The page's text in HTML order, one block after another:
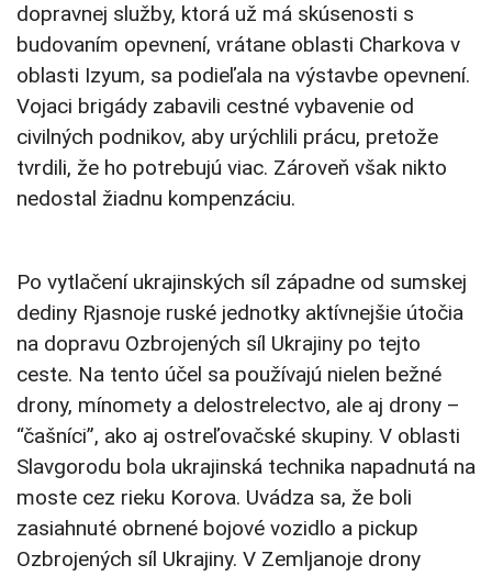
dopravnej služby, ktorá už má skúsenosti s
budovaním opevnení, vrátane oblasti Charkova v
oblasti Izyum, sa podieľala na výstavbe opevnení.
Vojaci brigády zabavili cestné vybavenie od
civilných podnikov, aby urýchlili prácu, pretože
tvrdili, že ho potrebujú viac. Zároveň však nikto
nedostal žiadnu kompenzáciu.
Po vytlačení ukrajinských síl západne od sumskej
dediny Rjasnoje ruské jednotky aktívnejšie útočia
na dopravu Ozbrojených síl Ukrajiny po tejto
ceste. Na tento účel sa používajú nielen bežné
drony, mínomety a delostrelectvo, ale aj drony –
“čašníci”, ako aj ostreľovačské skupiny. V oblasti
Slavgorodu bola ukrajinská technika napadnutá na
moste cez rieku Korova. Uvádza sa, že boli
zasiahnuté obrnené bojové vozidlo a pickup
Ozbrojených síl Ukrajiny. V Zemljanoje drony